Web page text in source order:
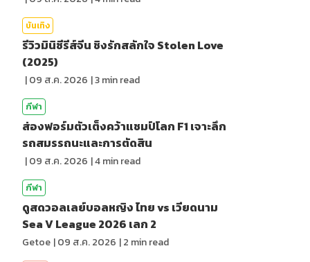
บันเทิง
รีวิวมินิซีรีส์จีน ชิงรักสลักใจ Stolen Love
(2025)
|09 ส.ค. 2026 |3min read
กีฬา
ส่องฟอร์มตัวเต็งคว้าแชมป์โลก F1 เจาะลึก
รถสมรรถนะและการตัดสิน
|09 ส.ค. 2026 |4min read
กีฬา
ดูสดวอลเลย์บอลหญิง ไทย vs เวียดนาม
Sea V League 2026 เลก 2
Getoe |09 ส.ค. 2026 |2 min read